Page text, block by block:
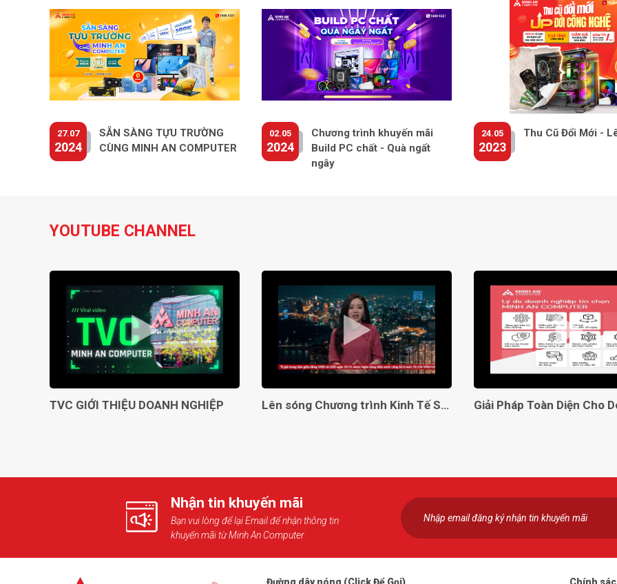
27.07
2024
SẴN SÀNG TỰU TRƯỜNG
CÙNG MINH AN COMPUTER
02.05
2024
Chương trình khuyến mãi
Build PC chất - Quà ngất
ngây
24.05
2023
Thu Cũ Đổi Mới -
YOUTUBE CHANNEL
TVC GIỚI THIỆU DOANH NGHIỆP Lên sóng Chương trình Kinh Tế Số VTC2
Nhận tin khuyến mãi
Bạn vui lòng để lại Email để nhận thông tin
khuyến mãi từ Minh An Computer